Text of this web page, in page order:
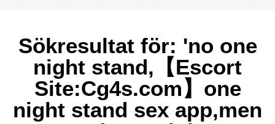
Sökresultat för: 'no one
night stand,【Escort
Site:Cg4s.com】one
night stand sex app,men